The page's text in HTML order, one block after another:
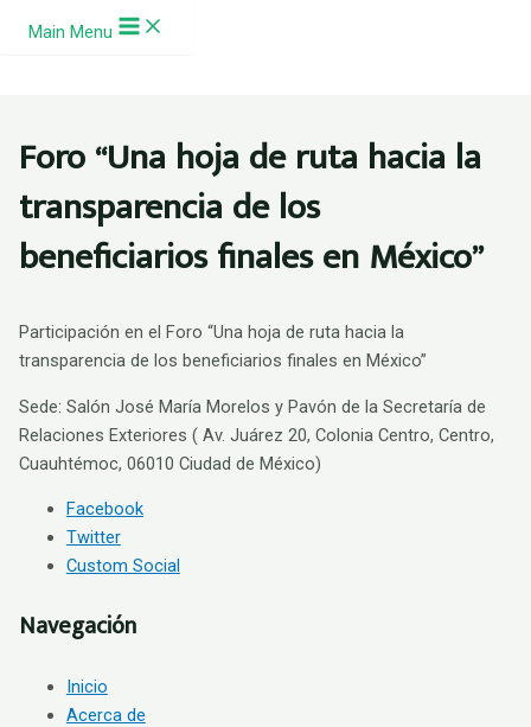
Ir al contenido
Main Menu
Foro “Una hoja de ruta hacia la
transparencia de los
beneficiarios finales en México”
Participación en el Foro “Una hoja de ruta hacia la
transparencia de los beneficiarios finales en México”
Sede: Salón José María Morelos y Pavón de la Secretaría de
Relaciones Exteriores ( Av. Juárez 20, Colonia Centro, Centro,
Cuauhtémoc, 06010 Ciudad de México)
Facebook
Twitter
Custom Social
Navegación
Inicio
Acerca de